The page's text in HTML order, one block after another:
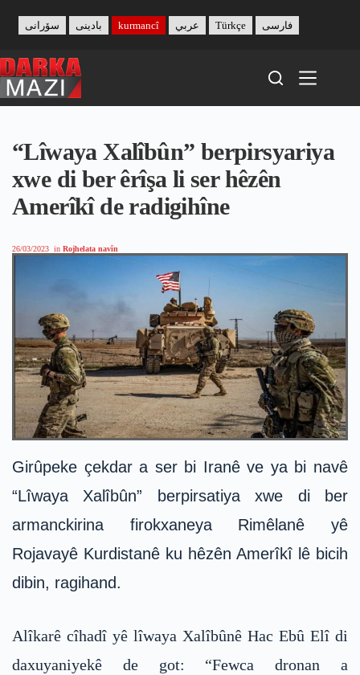
content
بادینی سۆرانی kurmancî عربي Türkçe فارسی
“Lîwaya Xalîbûn” berpirsyariya
xwe di ber êrîşa li ser hêzên
Amerîkî de radigihîne
26/03/2023 in Rojhelata navîn
Girûpeke çekdar a ser bi Iranê ve ya bi navê
“Lîwaya Xalîbûn” berpirsatiya xwe di ber
armanckirina firokxaneya Rimêlanê yê
Rojavayê Kurdistanê ku hêzên Amerîkî lê bicih
dibin, ragihand.
Alîkarê cîhadî yê lîwaya Xalîbûnê Hac Ebû Elî di
daxuyaniyekê de got: “Fewca dronan a